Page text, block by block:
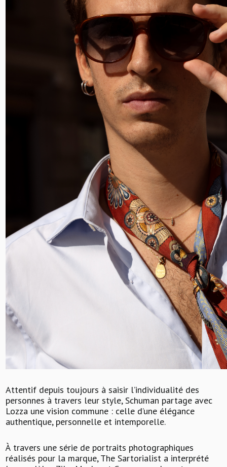
Attentif depuis toujours à saisir l’individualité des
personnes à travers leur style, Schuman partage avec
Lozza une vision commune : celle d’une élégance
authentique, personnelle et intemporelle.
À travers une série de portraits photographiques
réalisés pour la marque, The Sartorialist a interprété